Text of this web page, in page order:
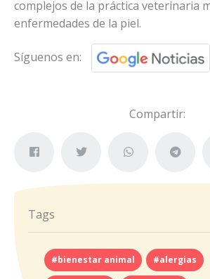
complejos de la práctica veterinaria
enfermedades de la piel.
Síguenos en:
Compartir:
Tags
#bienestar animal #alergias